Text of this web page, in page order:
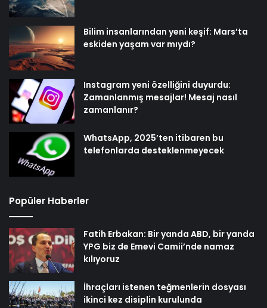
Bilim insanlarından yeni keşif: Mars’ta
eskiden yaşam var mıydı?
Instagram yeni özelliğini duyurdu:
Zamanlanmış mesajlar! Mesaj nasıl
zamanlanır?
WhatsApp, 2025’ten itibaren bu
telefonlarda desteklenmeyecek
Popüler Haberler
Fatih Erbakan: Bir yanda ABD, bir yanda
YPG biz de Emevi Camii’nde namaz
kılıyoruz
İhraçları istenen teğmenlerin dosyası
ikinci kez disiplin kurulunda